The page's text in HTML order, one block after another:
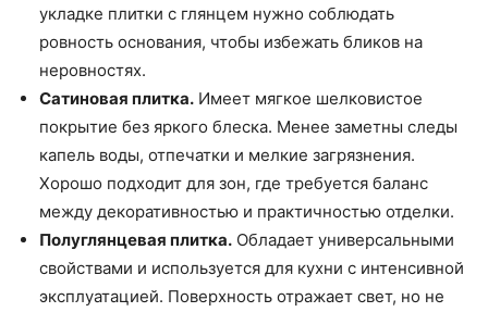
укладке плитки с глянцем нужно соблюдать
ровность основания, чтобы избежать бликов на
неровностях.
Сатиновая плитка. Имеет мягкое шелковистое
покрытие без яркого блеска. Менее заметны следы
капель воды, отпечатки и мелкие загрязнения.
Хорошо подходит для зон, где требуется баланс
между декоративностью и практичностью отделки.
Полуглянцевая плитка. Обладает универсальными
свойствами и используется для кухни с интенсивной
эксплуатацией. Поверхность отражает свет, но не